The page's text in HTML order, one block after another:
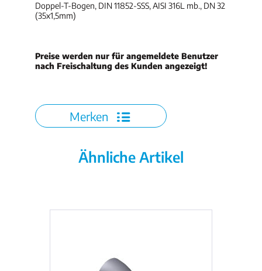
Doppel-T-Bogen, DIN 11852-SSS, AISI 316L mb., DN 32
(35x1,5mm)
Preise werden nur für angemeldete Benutzer
nach Freischaltung des Kunden angezeigt!
Merken
Ähnliche Artikel